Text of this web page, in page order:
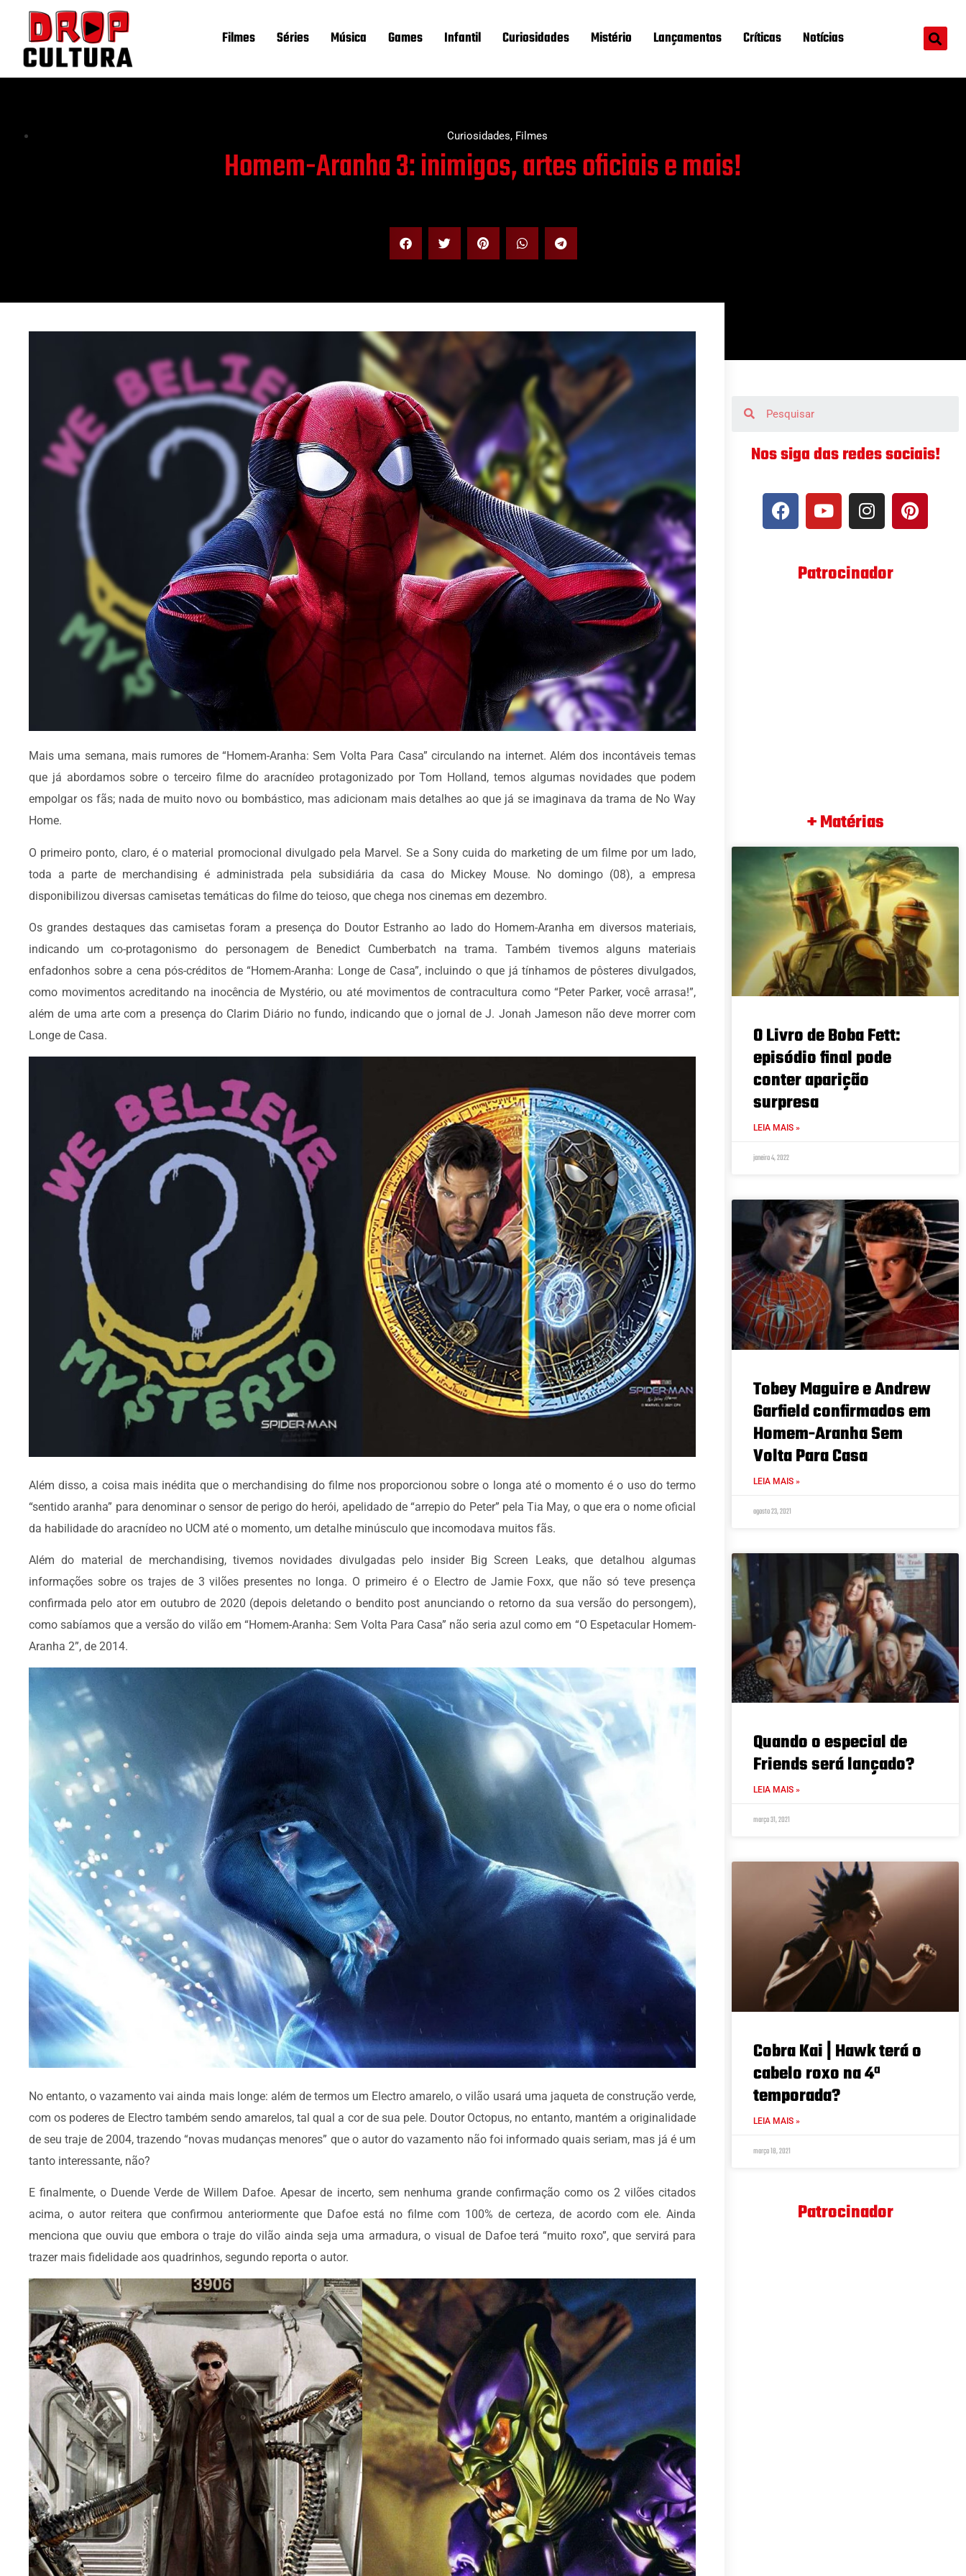
Filmes Séries Música Games Infantil Curiosidades Mistério Lançamentos Críticas Notícias
Curiosidades, Filmes
Homem-Aranha 3: inimigos, artes oficiais e mais!
Mais uma semana, mais rumores de “Homem-Aranha: Sem Volta Para Casa” circulando na internet. Além dos incontáveis temas
que já abordamos sobre o terceiro filme do aracnídeo protagonizado por Tom Holland, temos algumas novidades que podem
empolgar os fãs; nada de muito novo ou bombástico, mas adicionam mais detalhes ao que já se imaginava da trama de No Way
Home.
O primeiro ponto, claro, é o material promocional divulgado pela Marvel. Se a Sony cuida do marketing de um filme por um lado,
toda a parte de merchandising é administrada pela subsidiária da casa do Mickey Mouse. No domingo (08), a empresa
disponibilizou diversas camisetas temáticas do filme do teioso, que chega nos cinemas em dezembro.
Os grandes destaques das camisetas foram a presença do Doutor Estranho ao lado do Homem-Aranha em diversos materiais,
indicando um co-protagonismo do personagem de Benedict Cumberbatch na trama. Também tivemos alguns materiais
enfadonhos sobre a cena pós-créditos de “Homem-Aranha: Longe de Casa”, incluindo o que já tínhamos de pôsteres divulgados,
como movimentos acreditando na inocência de Mystério, ou até movimentos de contracultura como “Peter Parker, você arrasa!”,
além de uma arte com a presença do Clarim Diário no fundo, indicando que o jornal de J. Jonah Jameson não deve morrer com
Longe de Casa.
Além disso, a coisa mais inédita que o merchandising do filme nos proporcionou sobre o longa até o momento é o uso do termo
“sentido aranha” para denominar o sensor de perigo do herói, apelidado de “arrepio do Peter” pela Tia May, o que era o nome oficial
da habilidade do aracnídeo no UCM até o momento, um detalhe minúsculo que incomodava muitos fãs.
Além do material de merchandising, tivemos novidades divulgadas pelo insider Big Screen Leaks, que detalhou algumas
informações sobre os trajes de 3 vilões presentes no longa. O primeiro é o Electro de Jamie Foxx, que não só teve presença
confirmada pelo ator em outubro de 2020 (depois deletando o bendito post anunciando o retorno da sua versão do persongem),
como sabíamos que a versão do vilão em “Homem-Aranha: Sem Volta Para Casa” não seria azul como em “O Espetacular Homem-
Aranha 2”, de 2014.
No entanto, o vazamento vai ainda mais longe: além de termos um Electro amarelo, o vilão usará uma jaqueta de construção verde,
com os poderes de Electro também sendo amarelos, tal qual a cor de sua pele. Doutor Octopus, no entanto, mantém a originalidade
de seu traje de 2004, trazendo “novas mudanças menores” que o autor do vazamento não foi informado quais seriam, mas já é um
tanto interessante, não?
E finalmente, o Duende Verde de Willem Dafoe. Apesar de incerto, sem nenhuma grande confirmação como os 2 vilões citados
acima, o autor reitera que confirmou anteriormente que Dafoe está no filme com 100% de certeza, de acordo com ele. Ainda
menciona que ouviu que embora o traje do vilão ainda seja uma armadura, o visual de Dafoe terá “muito roxo”, que servirá para
trazer mais fidelidade aos quadrinhos, segundo reporta o autor.
Nos siga das redes sociais!
Patrocinador
+ Matérias
O Livro de Boba Fett:
episódio final pode
conter aparição
surpresa
LEIA MAIS »
janeiro 4, 2022
Tobey Maguire e Andrew
Garfield confirmados em
Homem-Aranha Sem
Volta Para Casa
LEIA MAIS »
agosto 23, 2021
Quando o especial de
Friends será lançado?
LEIA MAIS »
março 31, 2021
Cobra Kai | Hawk terá o
cabelo roxo na 4ª
temporada?
LEIA MAIS »
março 18, 2021
Patrocinador